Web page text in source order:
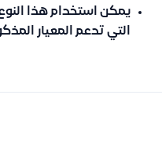
يمكن استخدام هذا
التي تدعم المعيار